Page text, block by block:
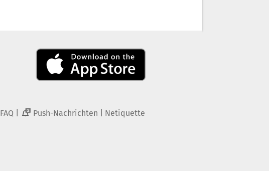
FAQ 2 Push-Nachrichten Netiquette